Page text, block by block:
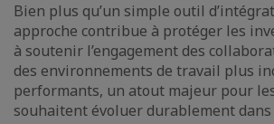
Bien plus qu’un simple outil
approche contribue à protéger les
à soutenir l’engagement des
des environnements de travail plus
performants, un atout majeur pour
souhaitent évoluer durablement dans